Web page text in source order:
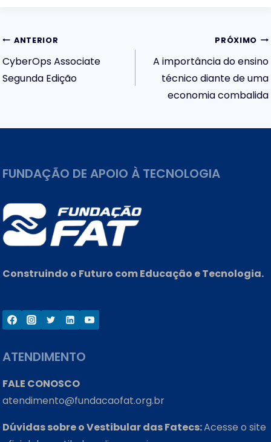
Navegação
de
Post
ANTERIOR
CyberOps Associate
Segunda Edição
PRÓXIMO
A importância do ensino
técnico diante de uma
economia combalida
FUNDAÇÃO DE APOIO À TECNOLOGIA
Construindo o Futuro com Educação e Tecnologia.
ATENDIMENTO
FALE CONOSCO
atendimento@fundacaofat.org.br
Dúvidas sobre o Vestibular das Fatecs:Acesse o site